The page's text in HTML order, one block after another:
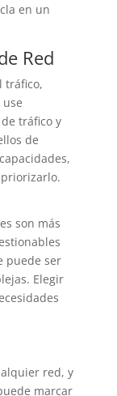
en un
Red
tráfico,
tráfico y
de
son más
puede ser
Elegir
red, y
marcar